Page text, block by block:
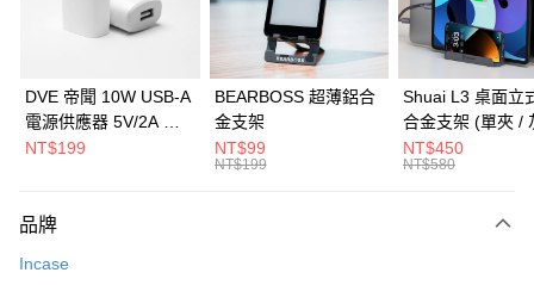
華南商業銀行
彰化商業銀行
上海商業儲蓄銀行
台北富邦商業銀行
兆豐國際商業銀行
臺灣中小企業銀行
台中商業銀行
匯豐（台灣）商業銀行
華泰商業銀行
聯邦商業銀行
元大商業銀行
台灣樂天信用卡公司
合作金庫商業銀行
第一商業銀行
彰化商業銀行
台北富邦商業銀行
國泰世華商業銀行
兆豐國際商業銀行
臺灣中小企業銀行
匯豐（台灣）商業銀行
玉山商業銀行
台灣樂天信用卡公司
街口支付
悠遊付
DVE 帝聞 10W USB-A
電源供應器 5V/2A 充
電頭 (適用閱讀器、小
NT$199
BEARBOSS 超薄鋁合
金支架
NT$99
NT$199
Shuai L3 桌面立
合金支架 (單夾 /
NT$450
NT$580
品牌
Incase